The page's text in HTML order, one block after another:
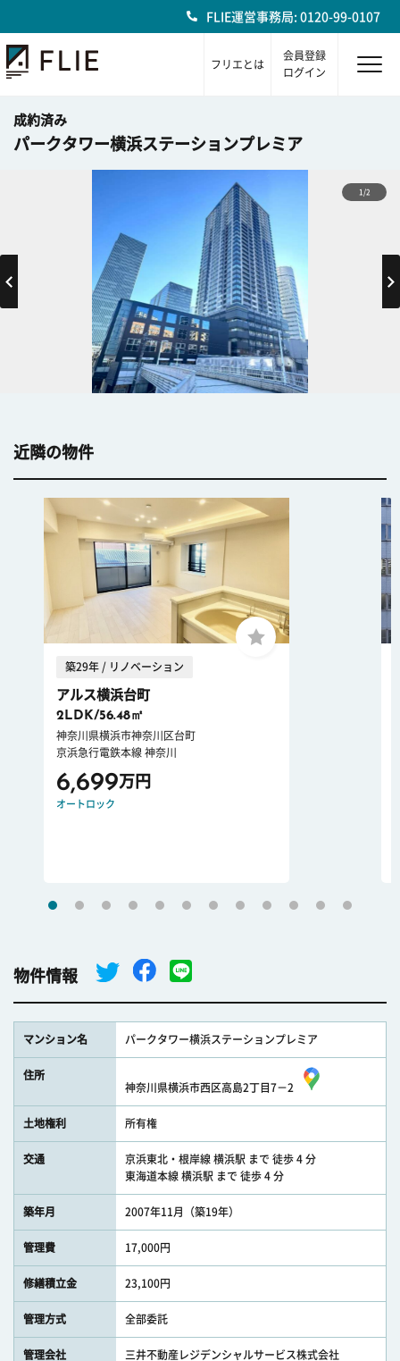
FLIE運営事務局: 0120-99-0107
フリエとは
会員登録
ログイン
成約済み
パークタワー横浜ステーションプレミア
1/2
近隣の物件
築29年 / リノベーション
アルス横浜台町
2LDK/56.48㎡
神奈川県横浜市神奈川区台町
京浜急行電鉄本線 神奈川
6,699万円
オートロック
物件情報
マンション名 パークタワー横浜ステーションプレミア
住所
神奈川県横浜市西区高島2丁目7－2
土地権利 所有権
交通
京浜東北・根岸線 横浜駅 まで 徒歩 4 分
東海道本線 横浜駅 まで 徒歩 4 分
築年月 2007年11月（築19年）
管理費 17,000円
修繕積立金 23,100円
管理方式 全部委託
管理会社 三井不動産レジデンシャルサービス株式会社